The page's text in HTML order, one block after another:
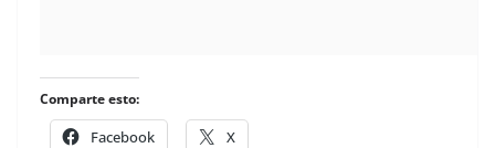
Comparte esto:
Facebook X